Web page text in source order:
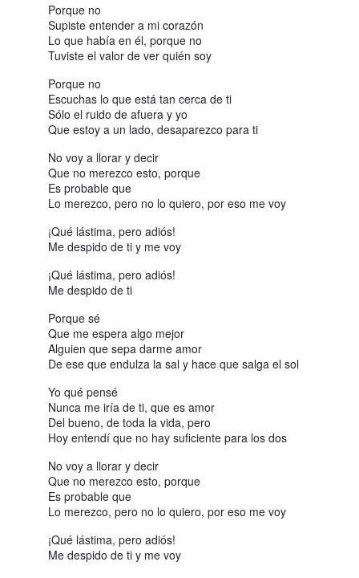
Porque no
Supiste entender a mi corazón
Lo que había en él, porque no
Tuviste el valor de ver quién soy
Porque no
Escuchas lo que está tan cerca de ti
Sólo el ruido de afuera y yo
Que estoy a un lado, desaparezco para ti
No voy a llorar y decir
Que no merezco esto, porque
Es probable que
Lo merezco, pero no lo quiero, por eso me voy
¡Qué lástima, pero adiós!
Me despido de ti y me voy
¡Qué lástima, pero adiós!
Me despido de ti
Porque sé
Que me espera algo mejor
Alguien que sepa darme amor
De ese que endulza la sal y hace que salga el sol
Yo qué pensé
Nunca me iría de ti, que es amor
Del bueno, de toda la vida, pero
Hoy entendí que no hay suficiente para los dos
No voy a llorar y decir
Que no merezco esto, porque
Es probable que
Lo merezco, pero no lo quiero, por eso me voy
¡Qué lástima, pero adiós!
Me despido de ti y me voy